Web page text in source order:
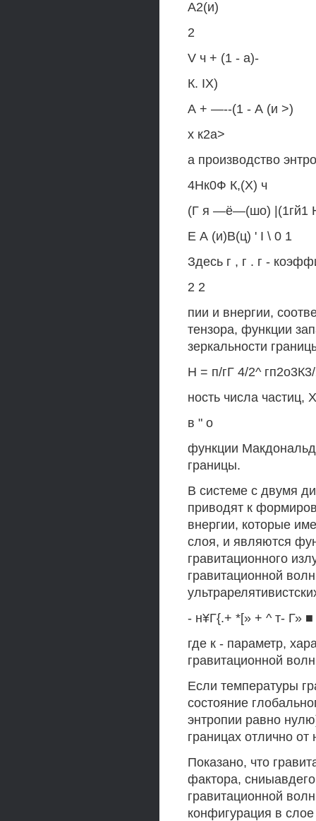
А2(и)
2
V ч + (1 - а)-
К. IX)
А + —--(1 - А (и >)
х к2а>
а производство
4Нк0Ф К,(X) ч
(Г я —ё—(шо) |(1гй1
Е А (и)В(ц) ' I \ 0 1
Здесь г , г . г -
2 2
пии и внергии,
тензора, функции
зеркальности
Н = п/гГ 4/2^
ность числа частиц,
в " о
функции
границы.
В системе с двумя
приводят к
внергии, которые
слоя, и являются
гравитационного
гравитационной
- н¥Г{.+ *[» + ^ т- Г» ■
где к - параметр,
гравитационной
Если температуры
состояние
энтропии равно
границах отлично от
Показано, что
фактора,
гравитационной
конфигурация в